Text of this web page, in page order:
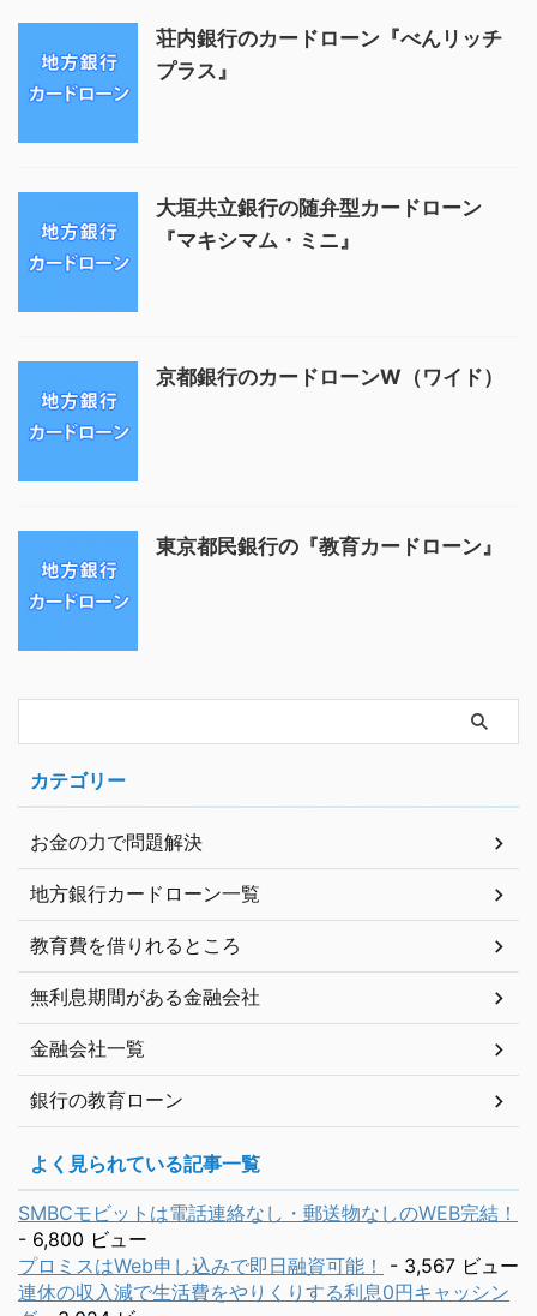
荘内銀行のカードローン『べんリッチ
プラス』
大垣共立銀行の随弁型カードローン
『マキシマム・ミニ』
京都銀行のカードローンW（ワイド）
東京都民銀行の『教育カードローン』
カテゴリー
お金の力で問題解決
地方銀行カードローン一覧
教育費を借りれるところ
無利息期間がある金融会社
金融会社一覧
銀行の教育ローン
よく見られている記事一覧
SMBCモビットは電話連絡なし・郵送物なしのWEB完結！
- 6,800 ビュー
プロミスはWeb申し込みで即日融資可能！
- 3,567 ビュー
連休の収入減で生活費をやりくりする利息0円キャッシン